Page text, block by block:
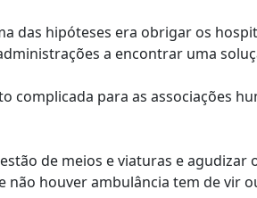
das hipóteses era obrigar os
a encontrar uma
complicada para as associações
de meios e viaturas e agudizar
não houver ambulância tem de vir